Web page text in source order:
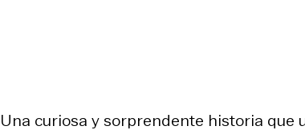
Una curiosa y sorprendente historia que